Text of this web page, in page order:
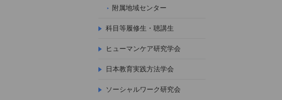
附属地域センター
科目等履修生・聴講生
ヒューマンケア研究学会
日本教育実践方法学会
ソーシャルワーク研究会